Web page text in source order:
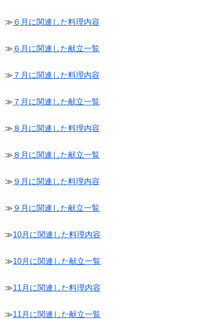
≫ ６月に関連した料理内容
≫ ６月に関連した献立一覧
≫ ７月に関連した料理内容
≫ ７月に関連した献立一覧
≫ ８月に関連した料理内容
≫ ８月に関連した献立一覧
≫ ９月に関連した料理内容
≫ ９月に関連した献立一覧
≫10月に関連した料理内容
≫10月に関連した献立一覧
≫11月に関連した料理内容
≫11月に関連した献立一覧